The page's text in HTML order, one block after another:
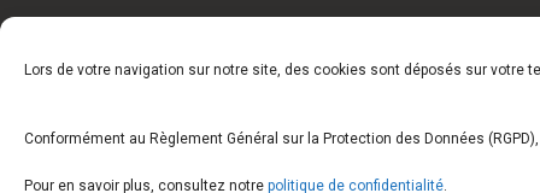
Lors de votre navigation sur notre site, des cookies sont déposés sur votre
Conformément au Règlement Général sur la Protection des Données
Pour en savoir plus, consultez notre politique de confidentialité.